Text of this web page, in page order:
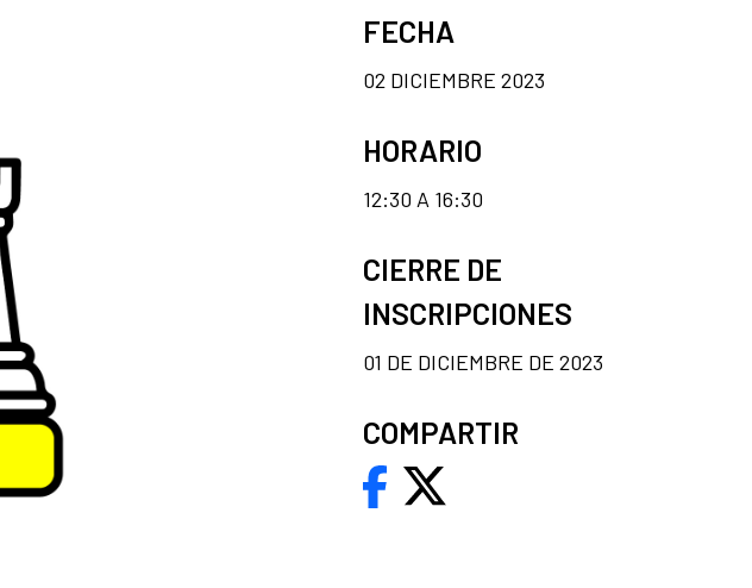
FECHA
02 DICIEMBRE 2023
HORARIO
12:30 A 16:30
CIERRE DE
INSCRIPCIONES
01 DE DICIEMBRE DE 2023
COMPARTIR